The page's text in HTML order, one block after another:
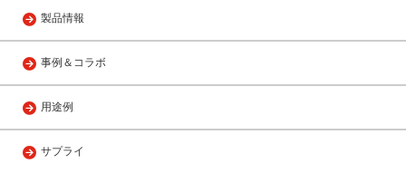
製品情報
事例＆コラボ
用途例
サプライ